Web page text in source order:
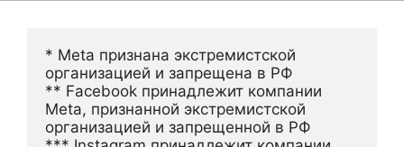
* Meta признана экстремистской
организацией и запрещена в РФ
** Facebook принадлежит компании
Meta, признанной экстремистской
организацией и запрещенной в РФ